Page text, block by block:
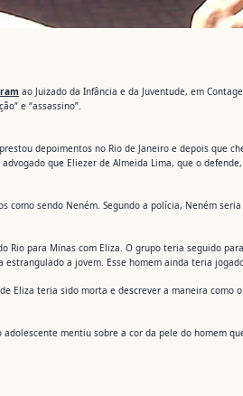
ao Juizado da Infância e da Juventude, em
e “assassino”.
depoimentos no Rio de Janeiro e depois que
que Eliezer de Almeida Lima, que o
como sendo Neném. Segundo a polícia, Neném
Rio para Minas com Eliza. O grupo teria seguido
a jovem. Esse homem ainda teria
Eliza teria sido morta e descrever a maneira como
mentiu sobre a cor da pele do homem